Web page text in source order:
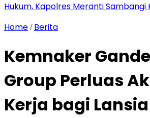
Hukum, Kapolres Meranti Sambangi
Home / Berita
Kemnaker
Group Perluas
Kerja bagi Lansia